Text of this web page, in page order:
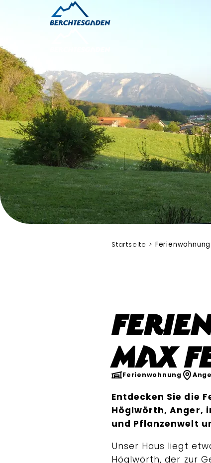
Startseite
Max
Ferienwohnung
Entdecken Sie die
Höglwörth, Anger,
und Pflanzenwelt
Unser Haus liegt
Höglwörth, der zur